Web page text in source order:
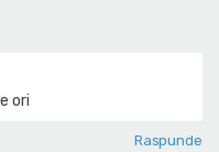
ori
Raspunde